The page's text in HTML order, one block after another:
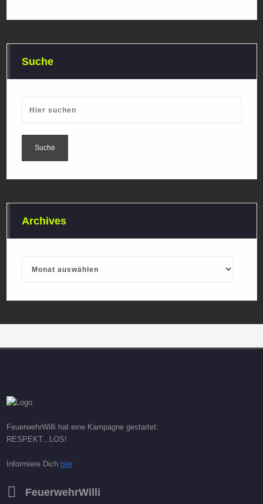
Suche
Archives
FeuerwehrWilli hat eine Kampagne gestartet:
RESPEKT...LOS!
Informiere Dich hier
FeuerwehrWilli